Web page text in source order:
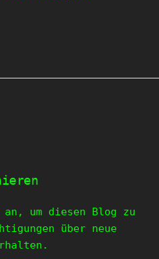
um diesen Blog zu
über neue